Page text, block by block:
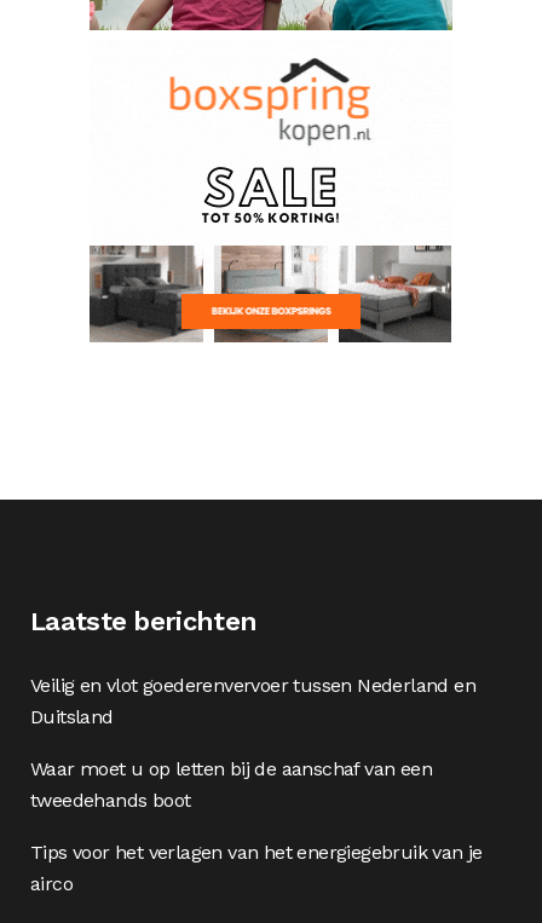
Laatste berichten
Veilig en vlot goederenvervoer tussen Nederland en
Duitsland
Waar moet u op letten bij de aanschaf van een
tweedehands boot
Tips voor het verlagen van het energiegebruik van je
airco